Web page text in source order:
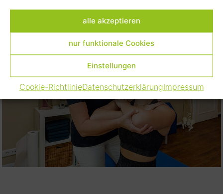
alle akzeptieren
nur funktionale Cookies
Einstellungen
Cookie-RichtlinieDatenschutzerklärungImpressum